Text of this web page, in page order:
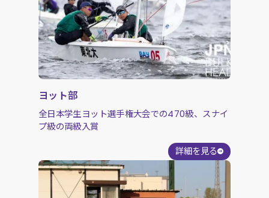
ヨット部
全日本学生ヨット選手権大会での470級、スナイ
プ級の両級入賞
詳細を見る